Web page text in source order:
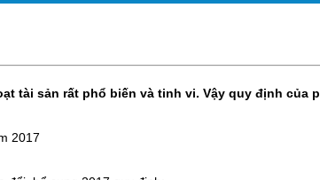
tài sản rất phổ biến và tinh vi. Vậy quy định của
2017